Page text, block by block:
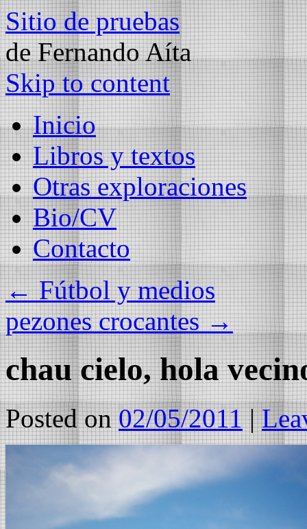
Sitio de pruebas
de Fernando Aíta
Skip to content
Inicio
Libros y textos
Otras exploraciones
Bio/CV
Contacto
←Fútbol y medios
pezones crocantes→
chau cielo, hola
Posted on 02/05/2011 |